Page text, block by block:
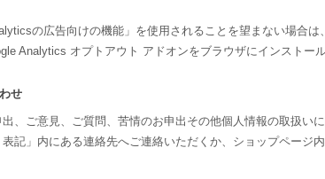
の広告向けの機能」を使用されることを望まない場合
Analytics オプトアウト アドオンをブラウザにインストー
せ
、ご意見、ご質問、苦情のお申出その他個人情報の取扱い
記」内にある連絡先へご連絡いただくか、ショップページ